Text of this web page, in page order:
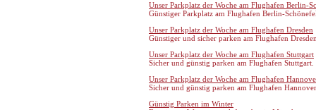
Unser Parkplatz der Woche am Flughafen Berlin-
Günstiger Parkplatz am Flughafen Berlin-
Unser Parkplatz der Woche am Flughafen Dresden
Günstiger und sicher parken am Flughafen
Unser Parkplatz der Woche am Flughafen Stuttgart
Sicher und günstig parken am Flughafen Stuttgart.
Unser Parkplatz der Woche am Flughafen
Sicher und günstig parken am Flughafen
Günstig Parken im Winter